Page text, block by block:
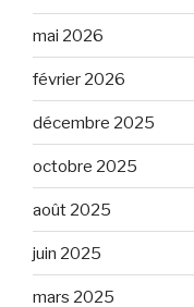
mai 2026
février 2026
décembre 2025
octobre 2025
août 2025
juin 2025
mars 2025